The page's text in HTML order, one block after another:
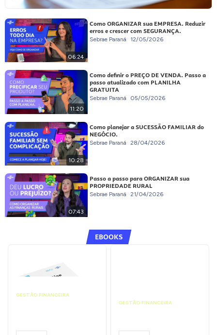
06:24
Como ORGANIZAR sua EMPRESA. Reduzir
erros e crescer com SEGURANÇA.
Sebrae Paraná 12/05/2026
11:20
Como definir o PREÇO DE VENDA. Passo a
passo atualizado com PLANILHA
GRATUITA
Sebrae Paraná 05/05/2026
10:28
Como planejar a SUCESSÃO FAMILIAR do
NEGÓCIO.
Sebrae Paraná 28/04/2026
07:43
Passo a passo para ORGANIZAR sua
PROPRIEDADE RURAL
Sebrae Paraná 21/04/2026
EBOOKS
GESTÃO FINANCEIRA
GESTÃO FINANCEIRA